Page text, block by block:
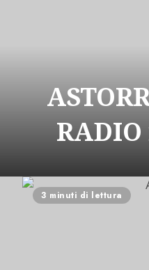
3 minuti di lettura